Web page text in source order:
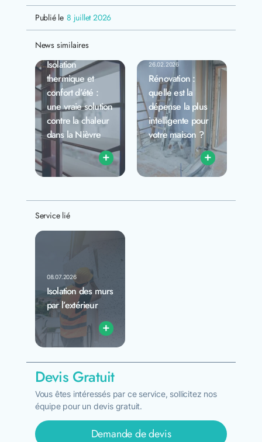
Publié le 8 juillet 2026
News similaires
27.07.2026
Isolation
thermique et
confort d’été :
une vraie solution
contre la chaleur
dans la Nièvre
+
26.02.2026
Rénovation :
quelle est la
dépense la plus
intelligente pour
votre maison ?
+
Service lié
08.07.2026
Isolation des murs
par l’extérieur
+
Devis Gratuit
Vous êtes intéressés par ce service, sollicitez nos
équipe pour un devis gratuit.
Demande de devis